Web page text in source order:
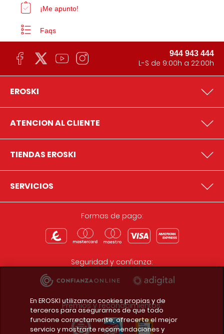
¡Me apunto!
Faqs
944 943 444
L-S de 9:00h a 22:00h
EROSKI
ATENCION AL CLIENTE
TIENDAS EROSKI
SERVICIOS
Formas de pago:
Seguridad y confianza:
Premios y reconocimientos:
En EROSKI utilizamos cookies propias y de
terceros para asegurarnos de que todo
funcione correctamente, ofrecerte el mejor
servicio y mostrarte recomendaciones y